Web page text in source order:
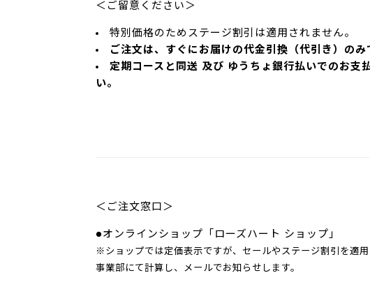
＜ご留意ください＞
特別価格のためステージ割引は適用されません。
ご注文は、すぐにお届けの代金引換（代引き） のみ
定期コースと同送 及び ゆうちょ銀行払いでのお支
い。
＜ご注文窓口＞
●オンラインショップ「ローズハート ショップ」
※ショップでは定価表示ですが、セールやステージ割引を適
事業部にて計算し、メールでお知らせします。